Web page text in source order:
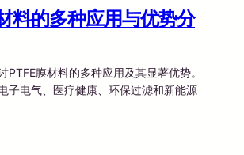
料的多种应用与优势分
PTFE膜材料的多种应用及其显著优势。
子电气、医疗健康、环保过滤和新能源